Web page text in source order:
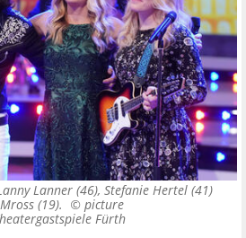
Lanner (46), Stefanie Hertel (41)
(19). © picture
Fürth